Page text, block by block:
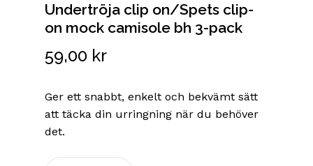
Undertröja clip on/Spets clip-
on mock camisole bh 3-pack
59,00 kr
Ger ett snabbt, enkelt och bekvämt sätt
att täcka din urringning när du behöver
det.